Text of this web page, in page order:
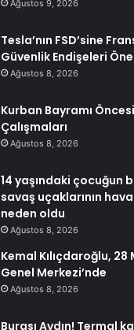
Ağustos 9, 2026
Tesla’nın FSD’sine
Güvenlik Endişeleri Öne
Ağustos 8, 2026
Kurban Bayramı
Çalışmaları
Ağustos 8, 2026
14 yaşındaki çocuğun
savaş uçaklarının
neden oldu
Ağustos 8, 2026
Kemal Kılıçdaroğlu, 28
Genel Merkezi’nde
Ağustos 8, 2026
Burası Aydın! Termal